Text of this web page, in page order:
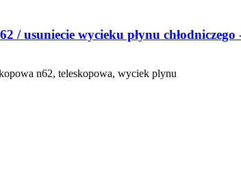
/ usuniecie wycieku płynu chłodniczego